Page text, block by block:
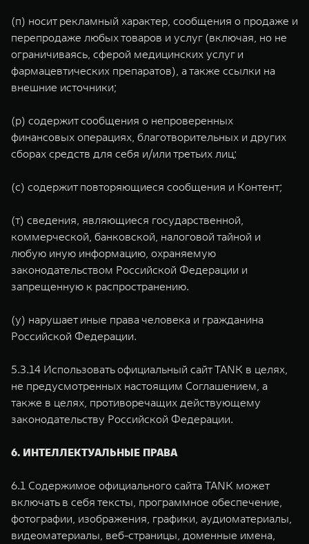
(п) носит рекламный характер, сообщения о продаже и
перепродаже любых товаров и услуг (включая, но не
ограничиваясь, сферой медицинских услуг и
фармацевтических препаратов), а также ссылки на
внешние источники;
(р) содержит сообщения о непроверенных
финансовых операциях, благотворительных и других
сборах средств для себя и/или третьих лиц;
(с) содержит повторяющиеся сообщения и Контент;
(т) сведения, являющиеся государственной,
коммерческой, банковской, налоговой тайной и
любую иную информацию, охраняемую
законодательством Российской Федерации и
запрещенную к распространению.
(у) нарушает иные права человека и гражданина
Российской Федерации.
5.3.14 Использовать официальный сайт TANK в целях,
не предусмотренных настоящим Соглашением, а
также в целях, противоречащих действующему
законодательству Российской Федерации.
6. ИНТЕЛЛЕКТУАЛЬНЫЕ ПРАВА
6.1 Содержимое официального сайта TANK может
включать в себя тексты, программное обеспечение,
фотографии, изображения, графики, аудиоматериалы,
видеоматериалы, веб-страницы, доменные имена,